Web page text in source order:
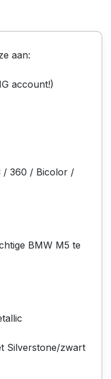
aan:
account!)
/ 360 / Bicolor /
BMW M5 te
Silverstone/zwart